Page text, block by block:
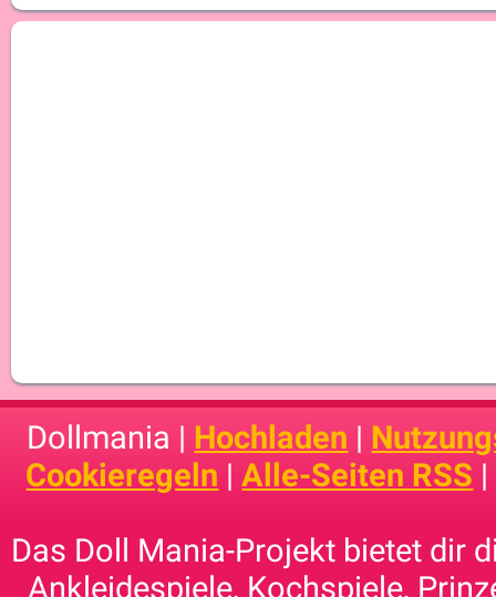
Dollmania | Hochladen |
Cookieregeln |Alle-Seiten RSS |
Das Doll Mania-Projekt bietet dir
Ankleidespiele, Kochspiele,